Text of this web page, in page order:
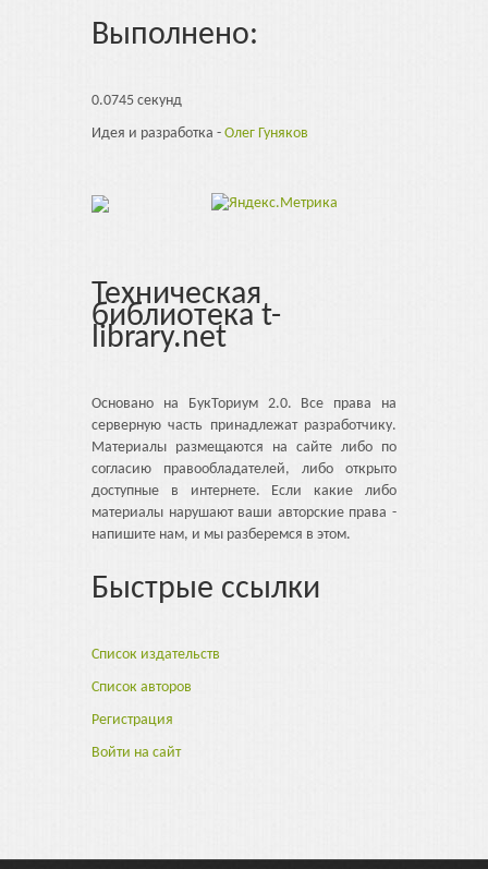
Выполнено:
0.0745 секунд
Идея и разработка - Олег Гуняков
Техническая
библиотека t-
library.net
Основано на БукТориум 2.0. Все права на
серверную часть принадлежат разработчику.
Материалы размещаются на сайте либо по
согласию правообладателей, либо открыто
доступные в интернете. Если какие либо
материалы нарушают ваши авторские права -
напишите нам, и мы разберемся в этом.
Быстрые ссылки
Список издательств
Список авторов
Регистрация
Войти на сайт